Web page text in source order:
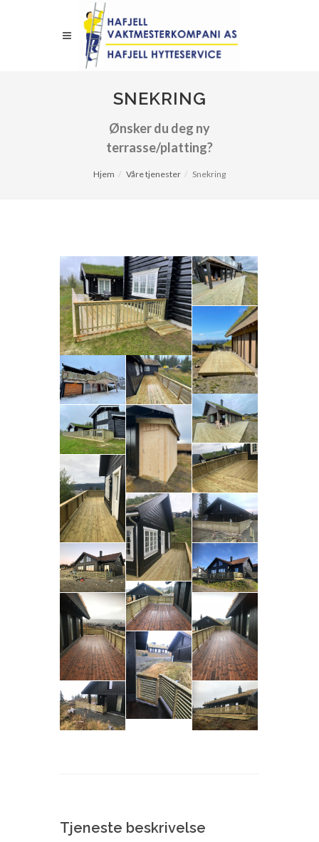
SNEKRING
Ønsker du deg ny
terrasse/platting?
Hjem Våre tjenester Snekring
Tjeneste beskrivelse